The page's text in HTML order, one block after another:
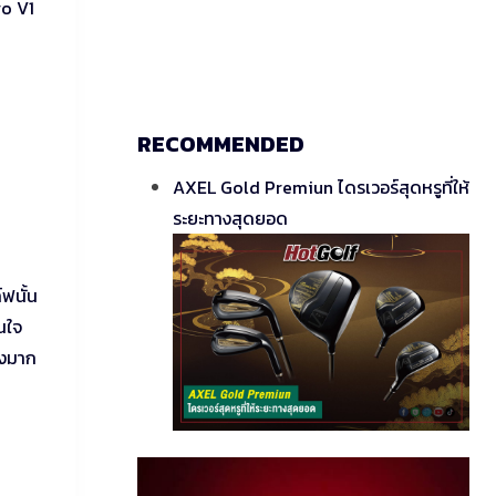
V1
ฟนั้น
จ
มาก
RECOMMENDED
AXEL Gold Premiun ไดรเวอร์สุดหรูที่ให้
ระยะทางสุดยอด